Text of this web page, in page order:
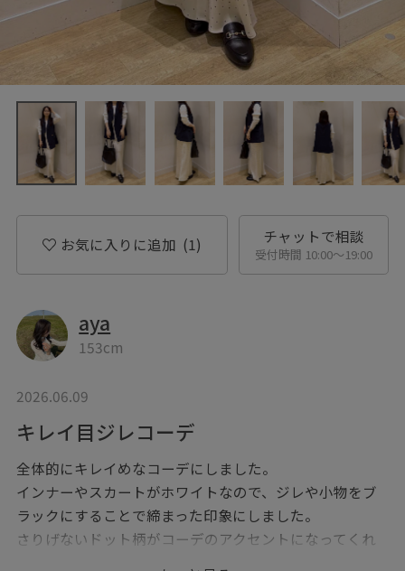
お気に入りに追加 (1) チャットで相談
受付時間 10:00〜19:00
aya
153cm
2026.06.09
キレイ目ジレコーデ
全体的にキレイめなコーデにしました。
インナーやスカートがホワイトなので、ジレや小物をブ
ラックにすることで締まった印象にしました。
さりげないドット柄がコーデのアクセントになってくれ